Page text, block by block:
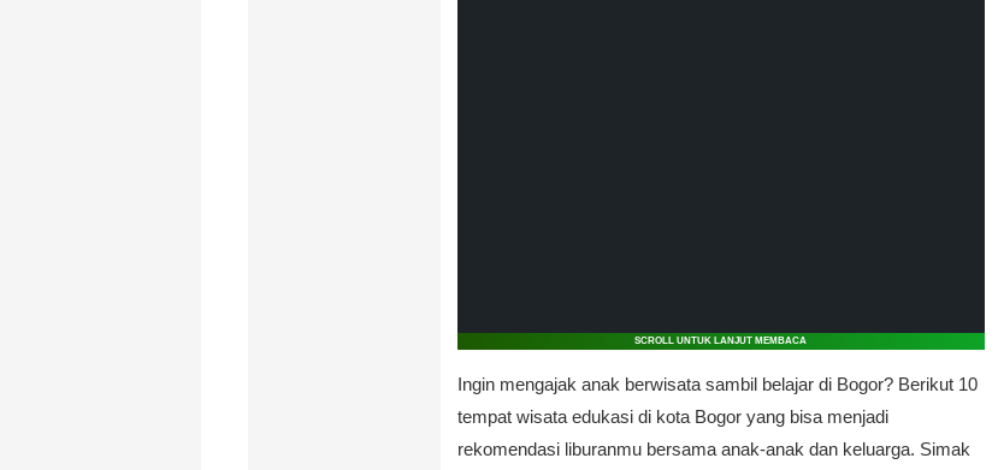
SCROLL UNTUK LANJUT MEMBACA
Ingin mengajak anak berwisata sambil belajar di Bogor? Berikut 10
tempat wisata edukasi di kota Bogor yang bisa menjadi
rekomendasi liburanmu bersama anak-anak dan keluarga. Simak